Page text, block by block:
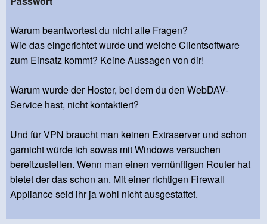
Warum beantwortest du nicht alle Fragen?
Wie das eingerichtet wurde und welche Clientsoftware
zum Einsatz kommt? Keine Aussagen von dir!
Warum wurde der Hoster, bei dem du den WebDAV-
Service hast, nicht kontaktiert?
Und für VPN braucht man keinen Extraserver und schon
garnicht würde ich sowas mit Windows versuchen
bereitzustellen. Wenn man einen vernünftigen Router hat
bietet der das schon an. Mit einer richtigen Firewall
Appliance seid ihr ja wohl nicht ausgestattet.